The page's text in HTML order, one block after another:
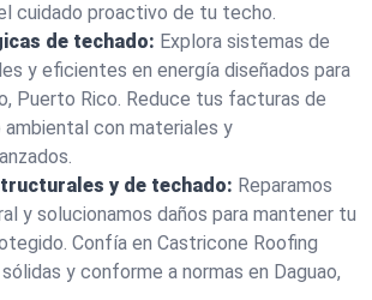
cuidado proactivo de tu techo.
de techado: Explora sistemas de
y eficientes en energía diseñados para
Puerto Rico. Reduce tus facturas de
con materiales y
y de techado: Reparamos
y solucionamos daños para mantener tu
Confía en Castricone Roofing
y conforme a normas en Daguao,